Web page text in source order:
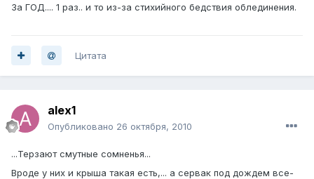
За ГОД.... 1 раз.. и то из-за стихийного бедствия облединения.
Цитата
alex1
Опубликовано 26 октября, 2010
...Терзают смутные сомненья...
Вроде у них и крыша такая есть,... а сервак под дождем все-